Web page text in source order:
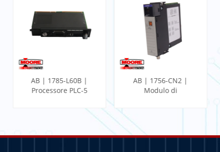
AB | 1785-L60B |
Processore PLC-5
AB | 1756-CN2 |
Modulo di